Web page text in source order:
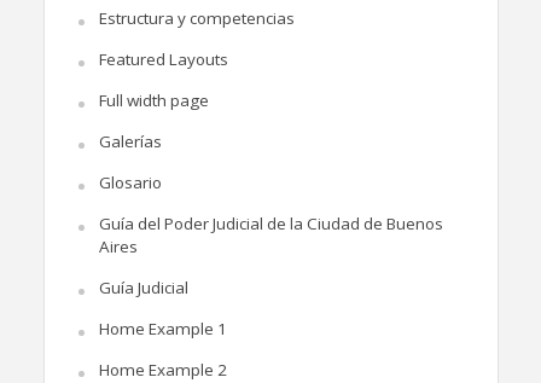
Estructura y competencias
Featured Layouts
Full width page
Galerías
Glosario
Guía del Poder Judicial de la Ciudad de Buenos
Aires
Guía Judicial
Home Example 1
Home Example 2